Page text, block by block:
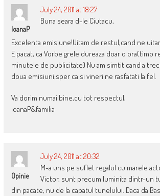
IoanaP
July 24, 2011 at 18:27
Buna seara d-le Ciutacu,
Excelenta emisiune!Uitam de restul,cand ne
E pacat, ca Vorbe grele dureaza doar o ora(timp
minutele de publicitate) Nu am simtit cand a
doua emisiuni;sper ca si vineri ne rasfatati la fel.
Va dorim numai bine,cu tot respectul,
ioanaP&familia
Opinie
July 24, 2011 at 20:32
M-a uns pe suflet regalul cu marele
Victor, sunt precum luminita dintr-un
din pacate, nu de la capatul tunelului. Daca da